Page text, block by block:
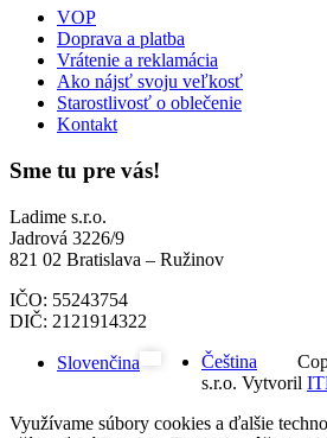
VOP
Doprava a platba
Vrátenie a reklamácia
Ako nájsť svoju veľkosť
Starostlivosť o oblečenie
Kontakt
Sme tu pre vás!
Ladime s.r.o.
Jadrová 3226/9
821 02 Bratislava – Ružinov
IČO: 55243754
DIČ: 2121914322
Slovenčina Čeština
s.r.o. Vytvoril
Využívame súbory cookies a ďalšie